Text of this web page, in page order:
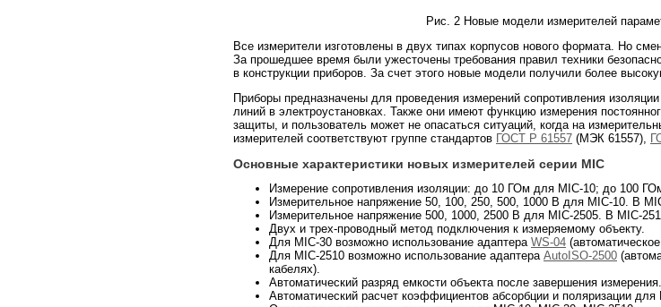
Рис. 2 Новые модели измерителей
Все измерители изготовлены в двух типах корпусов нового формата. Но
За прошедшее время были ужесточены требования правил техники
в конструкции приборов. За счет этого новые модели получили более
Приборы предназначены для проведения измерений сопротивления
линий в электроустановках. Также они имеют функцию измерения
защиты, и пользователь может не опасаться ситуаций, когда на
измерителей соответствуют группе стандартов ГОСТ Р 61557 (МЭК 61557),
Основные характеристики новых измерителей серии MIC
Измерение сопротивления изоляции: до 10 ГОм для MIC-10; до 100
Измерительное напряжение 50, 100, 250, 500, 1000 В для MIC-10. В
Измерительное напряжение 500, 1000, 2500 В для MIC-2505. В MIC-
Двух и трех-проводный метод подключения к измеряемому объекту.
Для MIC-30 возможно использование адаптера WS-04
Для MIC-2510 возможно использование адаптера AutoISO-2500
кабелях).
Автоматический разряд емкости объекта после завершения измерения.
Автоматический расчет коэффициентов абсорбции и поляризации для